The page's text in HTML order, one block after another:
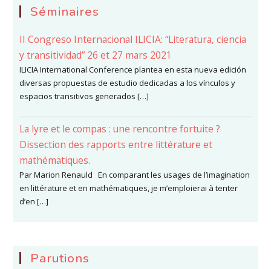
Séminaires
II Congreso Internacional ILICIA: “Literatura, ciencia
y transitividad” 26 et 27 mars 2021
ILICIA International Conference plantea en esta nueva edición
diversas propuestas de estudio dedicadas a los vínculos y
espacios transitivos generados […]
La lyre et le compas : une rencontre fortuite ?
Dissection des rapports entre littérature et
mathématiques.
Par Marion Renauld En comparant les usages de l’imagination
en littérature et en mathématiques, je m’emploierai à tenter
d’en […]
Parutions